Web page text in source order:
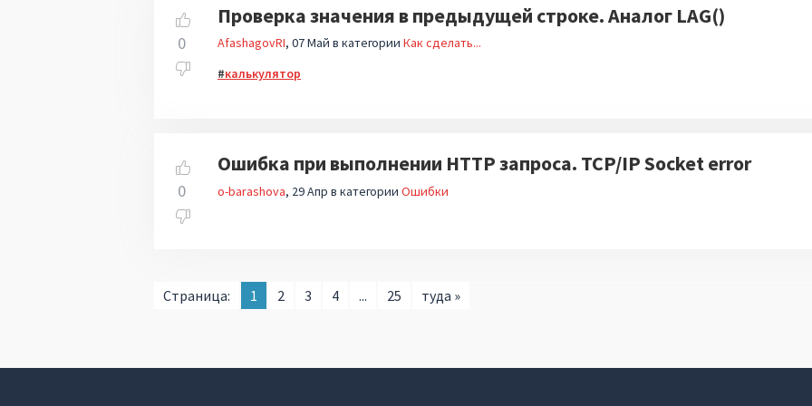
0
Проверка значения в предыдущей строке. Аналог LAG()
AfashagovRI 07 Май в категории Как сделать...
калькулятор
0
Ошибка при выполнении HTTP запроса. TCP/IP Socket error
o-barashova 29 Апр в категории Ошибки
Страница: 1 2 3 4 ... 25 туда »